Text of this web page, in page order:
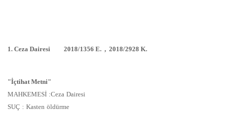
1. Ceza Dairesi 2018/1356 E. , 2018/2928 K.
"İçtihat Metni"
MAHKEMESİ :Ceza Dairesi
SUÇ : Kasten öldürme